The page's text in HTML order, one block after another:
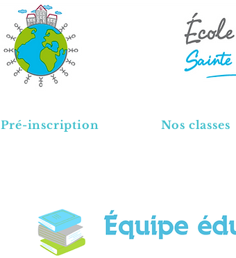
Pré-inscription Nos classes